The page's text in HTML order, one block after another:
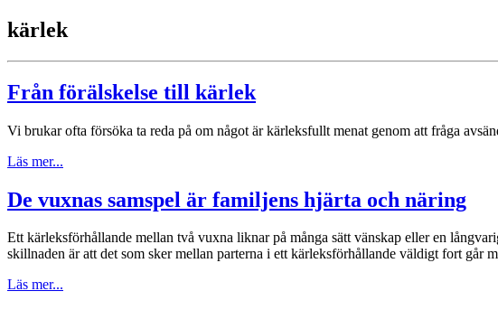
kärlek
Från förälskelse till kärlek
Vi brukar ofta försöka ta reda på om något är kärleksfullt menat genom att fråga
Läs mer...
De vuxnas samspel är familjens hjärta och näring
Ett kärleksförhållande mellan två vuxna liknar på många sätt vänskap eller en
skillnaden är att det som sker mellan parterna i ett kärleksförhållande väldigt fort går
Läs mer...